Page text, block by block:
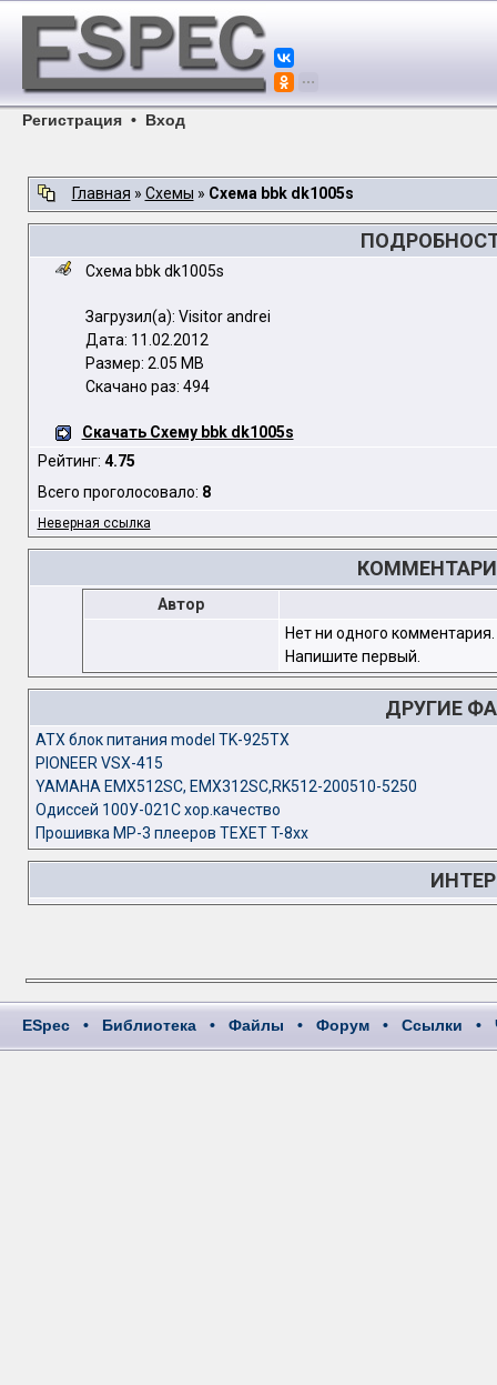
Регистрация • Вход
Главная » Схемы » Схема bbk dk1005s
Схема bbk dk1005s
Загрузил(а): Visitor andrei
Дата: 11.02.2012
Размер: 2.05 MB
Скачано раз: 494
Скачать Схему bbk dk1005s
Рейтинг: 4.75
Всего проголосовало: 8
Неверная ссылка
Автор
Нет ни одного комментария.
Напишите первый.
ДРУГИЕ
ATX блок питания model TK-925TX
PIONEER VSX-415
YAMAHA EMX512SC, EMX312SC,RK512-200510-5250
Одиссей 100У-021С хор.качество
Прошивка MP-3 плееров TEXET T-8xx
ESpec • Библиотека • Файлы • Форум • Ссылки •